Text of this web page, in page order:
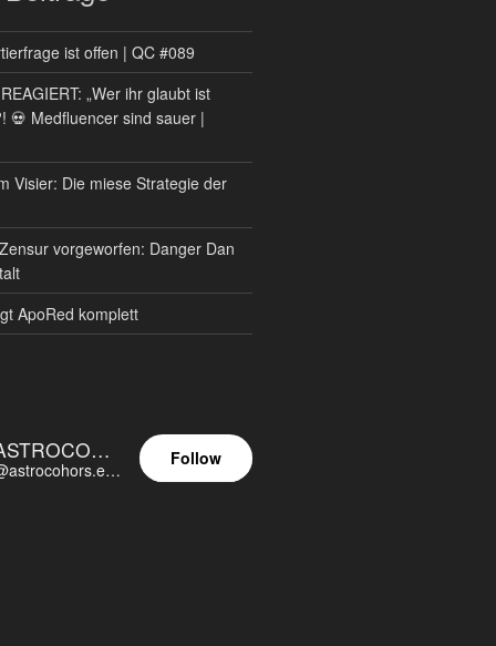
ist offen | QC #089
„Wer ihr glaubt ist
💀 Medfluencer sind sauer |
Visier: Die miese Strategie der
vorgeworfen: Danger Dan
ApoRed komplett
ASTROCOHORS EUNOIA ULTIMA
@astrocohors.eu@astrocohors.eu
Follow